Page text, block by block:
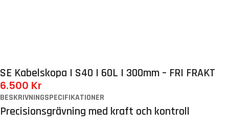
SE Kabelskopa | S40 | 60L | 300mm – FRI FRAKT
6.500 Kr
BESKRIVNINGSPECIFIKATIONER
Precisionsgrävning med kraft och kontroll